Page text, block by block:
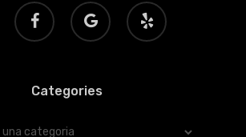
facebook
google-
plus
yelp
Categories